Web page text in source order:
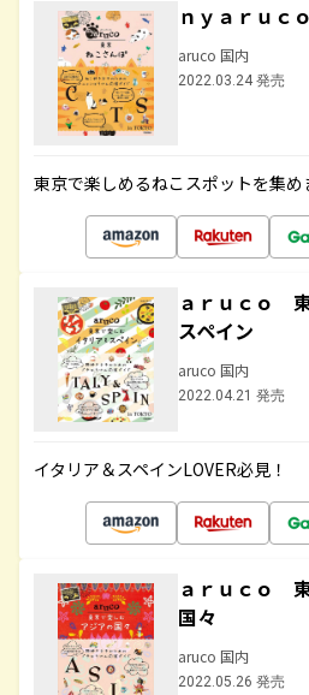
ｎｙａｒｕｃ
aruco 国内
2022.03.24 発売
東京で楽しめるねこスポットを集め
ａｒｕｃｏ
スペイン
aruco 国内
2022.04.21 発売
イタリア＆スペインLOVER必見！
ａｒｕｃｏ
国々
aruco 国内
2022.05.26 発売